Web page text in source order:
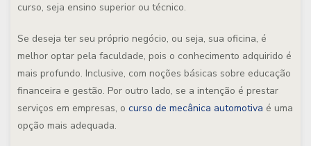
curso, seja ensino superior ou técnico.
Se deseja ter seu próprio negócio, ou seja, sua oficina, é
melhor optar pela faculdade, pois o conhecimento adquirido é
mais profundo. Inclusive, com noções básicas sobre educação
financeira e gestão. Por outro lado, se a intenção é prestar
serviços em empresas, o curso de mecânica automotiva é uma
opção mais adequada.